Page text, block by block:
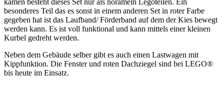
kamen besteht dieses Set nur als norameln Legoteilen. Ein
besonderes Teil das es sonst in einem anderen Set in roter Farbe
gegeben hat ist das Laufband/ Förderband auf dem der Kies bewegt
werden kann. Es ist voll funktional und kann mittels einer kleinen
Kurbel gedreht werden.
Neben dem Gebäude selber gibt es auch einen Lastwagen mit
Kippfunktion. Die Fenster und roten Dachziegel sind bei LEGO®
bis heute im Einsatz.